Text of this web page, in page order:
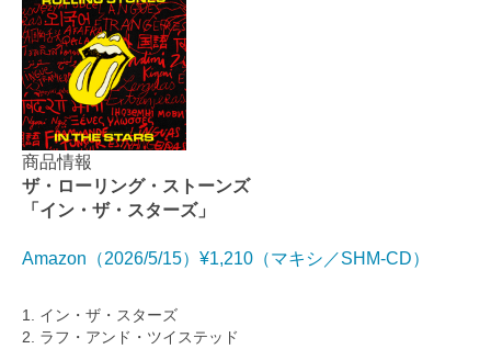
商品情報
ザ・ローリング・ストーンズ
「イン・ザ・スターズ」
Amazon（2026/5/15）¥1,210（マキシ／SHM-CD）
1. イン・ザ・スターズ
2. ラフ・アンド・ツイステッド